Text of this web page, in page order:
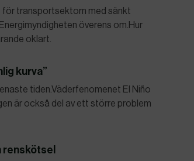
för transportsektorn med sänkt
överens om.Hur
oklart.
kurva”
tiden.Väderfenomenet El Niño
är också del av ett större problem
renskötsel